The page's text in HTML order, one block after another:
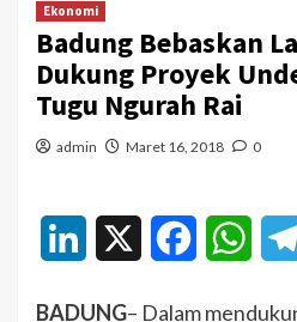
Ekonomi
Badung Bebaskan
Dukung Proyek
Tugu Ngurah Rai
admin Maret 16, 2018 0
LinkedIn Facebook
BADUNG– Dalam